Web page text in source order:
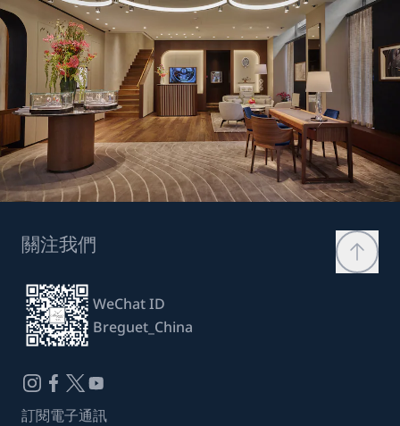
關注我們
WeChat ID
Breguet_China
訂閱電子通訊